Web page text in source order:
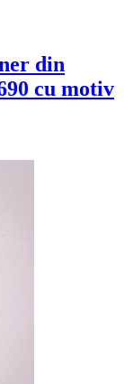
din
cu motiv